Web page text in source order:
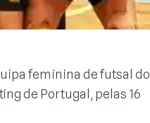
feminina de futsal do
de Portugal, pelas 16